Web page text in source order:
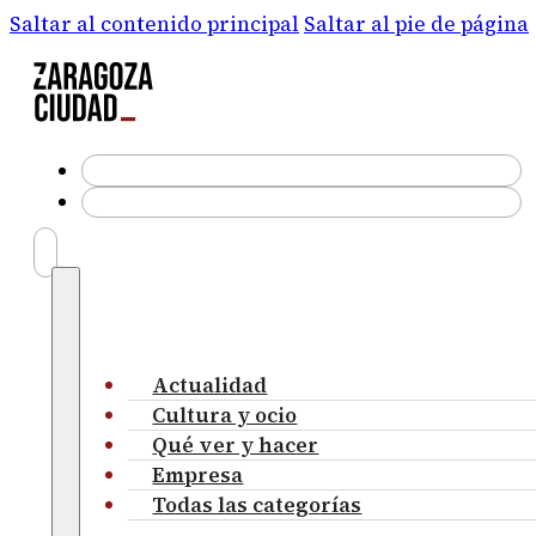
Saltar al contenido principal Saltar al pie de página
Actualidad
Cultura y ocio
Qué ver y hacer
Empresa
Todas las categorías